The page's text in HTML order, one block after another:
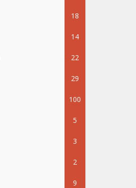
18
14
22
29
100
5
3
2
9